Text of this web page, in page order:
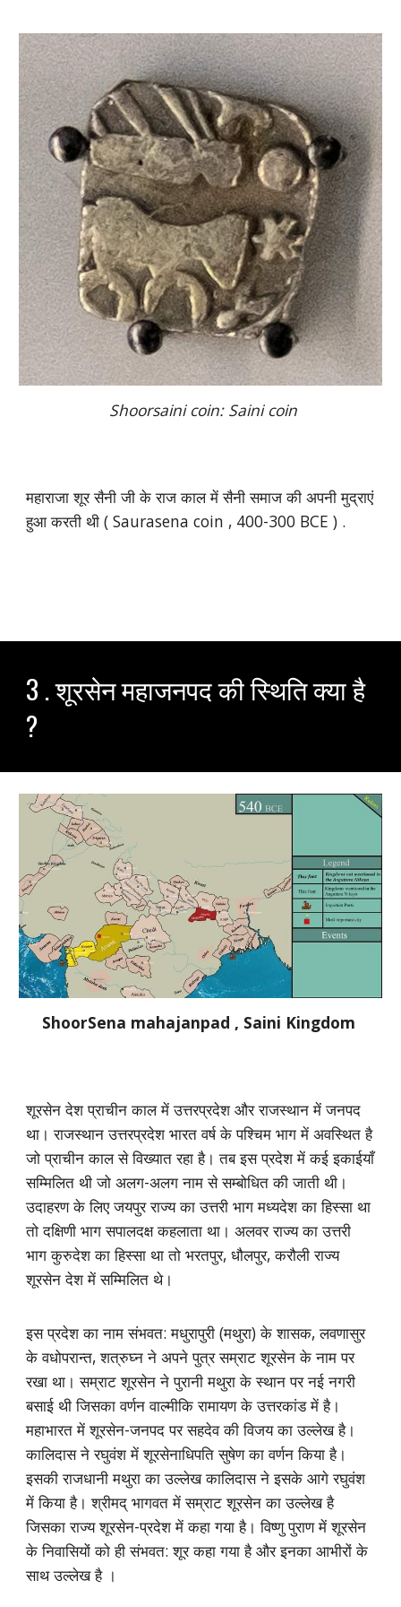
Shoorsaini coin: Saini coin
महाराजा शूर सैनी जी के राज काल में सैनी समाज की अपनी मुद्राएं
हुआ करती थी ( Saurasena coin , 400-300 BCE ) .
3 . शूरसेन महाजनपद की स्थिति क्या है
?
ShoorSena mahajanpad , Saini Kingdom
शूरसेन देश प्राचीन काल में उत्तरप्रदेश और राजस्थान में जनपद
था। राजस्थान उत्तरप्रदेश भारत वर्ष के पश्चिम भाग में अवस्थित है
जो प्राचीन काल से विख्यात रहा है। तब इस प्रदेश में कई इकाईयाँ
सम्मिलित थी जो अलग-अलग नाम से सम्बोधित की जाती थी।
उदाहरण के लिए जयपुर राज्य का उत्तरी भाग मध्यदेश का हिस्सा था
तो दक्षिणी भाग सपालदक्ष कहलाता था। अलवर राज्य का उत्तरी
भाग कुरुदेश का हिस्सा था तो भरतपुर, धौलपुर, करौली राज्य
शूरसेन देश में सम्मिलित थे।
इस प्रदेश का नाम संभवत: मधुरापुरी (मथुरा) के शासक, लवणासुर
के वधोपरान्त, शत्रुघ्न ने अपने पुत्र सम्राट शूरसेन के नाम पर
रखा था। सम्राट शूरसेन ने पुरानी मथुरा के स्थान पर नई नगरी
बसाई थी जिसका वर्णन वाल्मीकि रामायण के उत्तरकांड में है।
महाभारत में शूरसेन-जनपद पर सहदेव की विजय का उल्लेख है।
कालिदास ने रघुवंश में शूरसेनाधिपति सुषेण का वर्णन किया है।
इसकी राजधानी मथुरा का उल्लेख कालिदास ने इसके आगे रघुवंश
में किया है। श्रीमद् भागवत में सम्राट शूरसेन का उल्लेख है
जिसका राज्य शूरसेन-प्रदेश में कहा गया है। विष्णु पुराण में शूरसेन
के निवासियों को ही संभवत: शूर कहा गया है और इनका आभीरों के
साथ उल्लेख है ।